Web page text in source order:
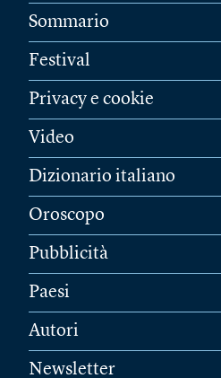
Sommario
Festival
Privacy e cookie
Video
Dizionario italiano
Oroscopo
Pubblicità
Paesi
Autori
Newsletter